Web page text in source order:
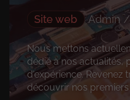
Site web Admin
Nous mettons
dédié à nos actualités,
d'expérience. Revenez
découvrir nos premiers